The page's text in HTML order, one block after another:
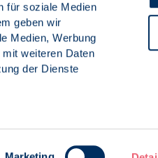
für soziale Medien
geben wir
Medien, Werbung
weiteren Daten
der Dienste
BDP Zertifizierungen